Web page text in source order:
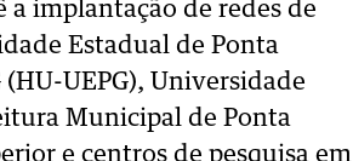
a implantação de redes de
Estadual de Ponta
UEPG), Universidade
Municipal de Ponta
e centros de pesquisa em